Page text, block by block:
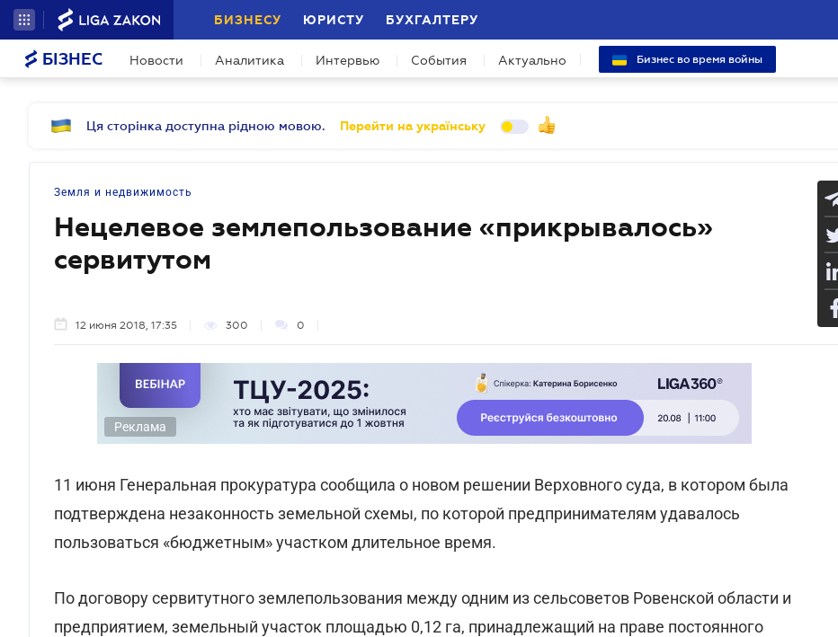
БИЗНЕСУ ЮРИСТУ БУХГАЛТЕРУ
БІЗНЕС Новости Аналитика Интервью События Актуально Бизнес во время войны
Ця сторінка доступна рідною мовою. Перейти на українську
Земля и недвижимость
Нецелевое землепользование «прикрывалось»
сервитутом
12 июня 2018, 17:35 300 0
Реклама
11 июня Генеральная прокуратура сообщила о новом решении Верховного суда, в котором была
подтверждена незаконность земельной схемы, по которой предпринимателям удавалось
пользоваться «бюджетным» участком длительное время.
По договору сервитутного землепользования между одним из сельсоветов Ровенской области и
предприятием, земельный участок площадью 0,12 га, принадлежащий на праве постоянного